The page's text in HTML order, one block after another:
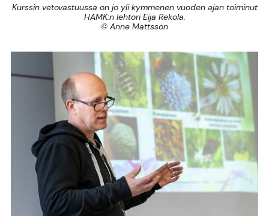
Kurssin vetovastuussa on jo yli kymmenen vuoden ajan toiminut
HAMK:n lehtori Eija Rekola.
© Anne Mattsson